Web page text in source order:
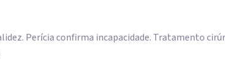
Perícia confirma incapacidade. Tratamento